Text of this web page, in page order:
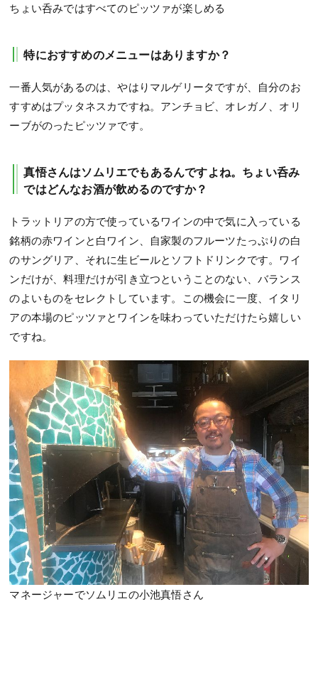
ちょい呑みではすべてのピッツァが楽しめる
特におすすめのメニューはありますか？
一番人気があるのは、やはりマルゲリータですが、自分のお
すすめはプッタネスカですね。アンチョビ、オレガノ、オリ
ーブがのったピッツァです。
真悟さんはソムリエでもあるんですよね。ちょい呑み
ではどんなお酒が飲めるのですか？
トラットリアの方で使っているワインの中で気に入っている
銘柄の赤ワインと白ワイン、自家製のフルーツたっぷりの白
のサングリア、それに生ビールとソフトドリンクです。ワイ
ンだけが、料理だけが引き立つということのない、バランス
のよいものをセレクトしています。この機会に一度、イタリ
アの本場のピッツァとワインを味わっていただけたら嬉しい
ですね。
マネージャーでソムリエの小池真悟さん